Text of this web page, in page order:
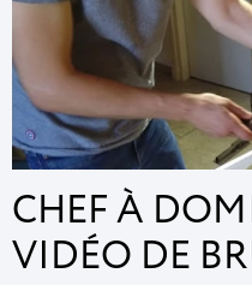
CHEF À
VIDÉO DE